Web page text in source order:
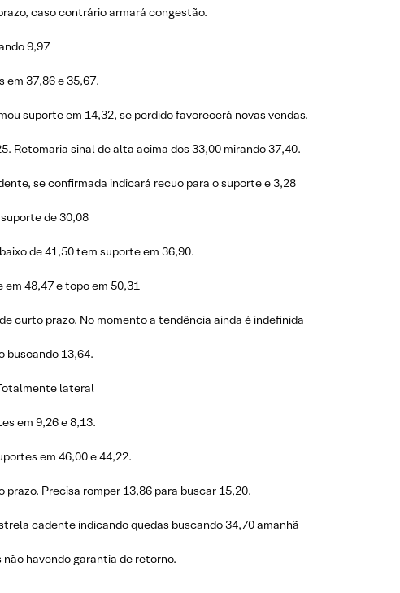
caso contrário armará congestão.
9,97
em 37,86 e 35,67.
suporte em 14,32, se perdido favorecerá novas vendas.
Retomaria sinal de alta acima dos 33,00 mirando 37,40.
se confirmada indicará recuo para o suporte e 3,28
de 30,08
de 41,50 tem suporte em 36,90.
48,47 e topo em 50,31
curto prazo. No momento a tendência ainda é indefinida
buscando 13,64.
lateral
em 9,26 e 8,13.
em 46,00 e 44,22.
prazo. Precisa romper 13,86 para buscar 15,20.
cadente indicando quedas buscando 34,70 amanhã
havendo garantia de retorno.